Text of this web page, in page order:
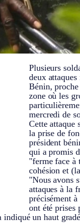
Plusieurs
deux
Bénin,
zone où les
mercredi de
Cette attaque
la prise de
président
qui a promis
"ferme face à
cohésion et
"Nous avons
attaques à la
précisément
ont été prises
un haut